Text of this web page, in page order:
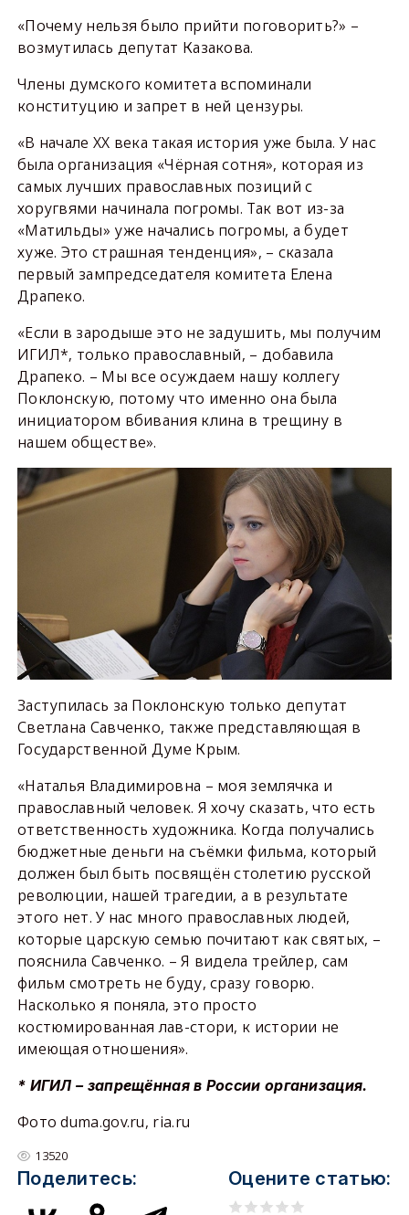
«Почему нельзя было прийти поговорить?» –
возмутилась депутат Казакова.
Члены думского комитета вспоминали
конституцию и запрет в ней цензуры.
«В начале XX века такая история уже была. У нас
была организация «Чёрная сотня», которая из
самых лучших православных позиций с
хоругвями начинала погромы. Так вот из-за
«Матильды» уже начались погромы, а будет
хуже. Это страшная тенденция», – сказала
первый зампредседателя комитета Елена
Драпеко.
«Если в зародыше это не задушить, мы получим
ИГИЛ*, только православный, – добавила
Драпеко. – Мы все осуждаем нашу коллегу
Поклонскую, потому что именно она была
инициатором вбивания клина в трещину в
нашем обществе».
Заступилась за Поклонскую только депутат
Светлана Савченко, также представляющая в
Государственной Думе Крым.
«Наталья Владимировна – моя землячка и
православный человек. Я хочу сказать, что есть
ответственность художника. Когда получались
бюджетные деньги на съёмки фильма, который
должен был быть посвящён столетию русской
революции, нашей трагедии, а в результате
этого нет. У нас много православных людей,
которые царскую семью почитают как святых, –
пояснила Савченко. – Я видела трейлер, сам
фильм смотреть не буду, сразу говорю.
Насколько я поняла, это просто
костюмированная лав-стори, к истории не
имеющая отношения».
* ИГИЛ – запрещённая в России организация.
Фото duma.gov.ru, ria.ru
13520
Поделитесь: Оцените статью: